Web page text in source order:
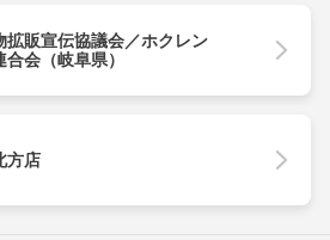
拡販宣伝協議会／ホクレン
会（岐阜県）
方店